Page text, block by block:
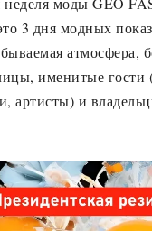
3 дня модных
атмосфера,
именитые гости
артисты) и